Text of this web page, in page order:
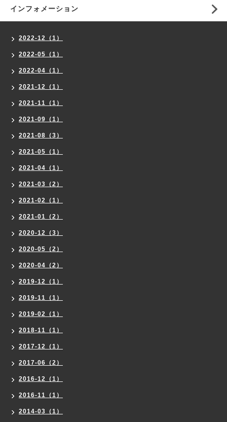
インフォメーション
2022-12（1）
2022-05（1）
2022-04（1）
2021-12（1）
2021-11（1）
2021-09（1）
2021-08（3）
2021-05（1）
2021-04（1）
2021-03（2）
2021-02（1）
2021-01（2）
2020-12（3）
2020-05（2）
2020-04（2）
2019-12（1）
2019-11（1）
2019-02（1）
2018-11（1）
2017-12（1）
2017-06（2）
2016-12（1）
2016-11（1）
2014-03（1）